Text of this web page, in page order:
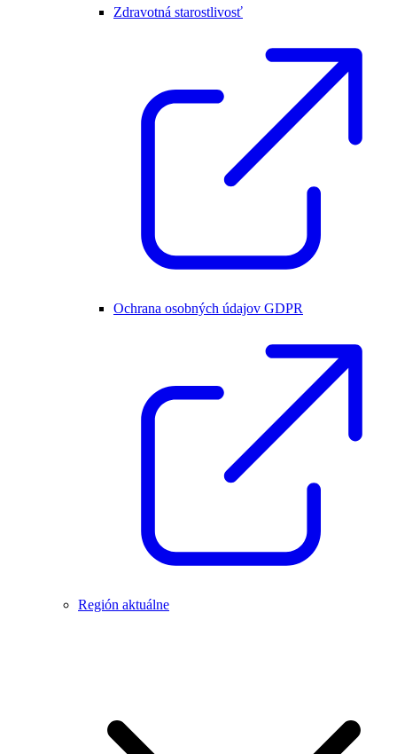
Zdravotná starostlivosť
Ochrana osobných údajov GDPR
Región aktuálne